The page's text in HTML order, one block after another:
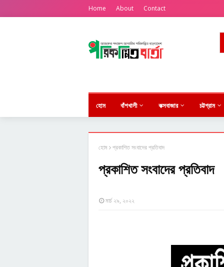
Home About Contact
হোম বাঁশখালী কক্সবাজার চট্টগ্রাম
হোম প্রকাশিত সংবাদের প্রতিবাদ
প্রকাশিত সংবাদের প্রতিবাদ
মার্চ ২৯, ২০২২